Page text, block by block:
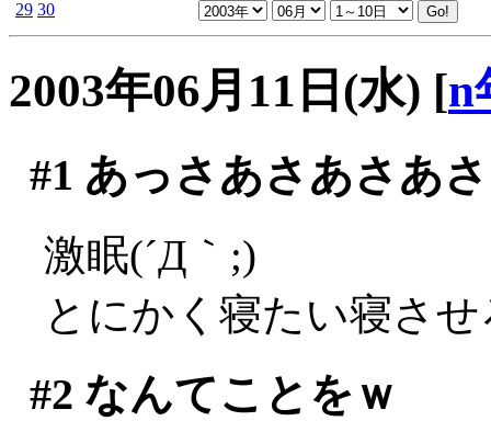
29 30
2003年06月11日(水) [n
#1 あっさあさあさあ
激眠(´Д｀;)
とにかく寝たい寝さ
#2 なんてことをｗ